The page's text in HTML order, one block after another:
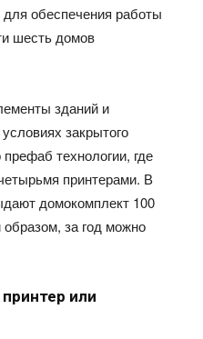
для обеспечения работы
шесть домов
зданий и
закрытого
префаб технологии, где
принтерами. В
домокомплект 100
за год можно
или